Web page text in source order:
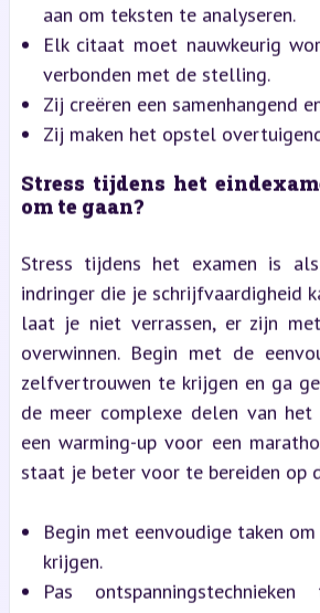
aan om teksten te analyseren.
Elk citaat moet nauwkeurig
verbonden met de stelling.
Zij creëren een samenhangend
Zij maken het opstel
Stress tijdens het
om te gaan?
Stress tijdens het examen is
indringer die je schrijfvaardigheid
laat je niet verrassen, er zijn
overwinnen. Begin met de
zelfvertrouwen te krijgen en ga
de meer complexe delen van
een warming-up voor een
staat je beter voor te bereiden op
Begin met eenvoudige taken
krijgen.
Pas